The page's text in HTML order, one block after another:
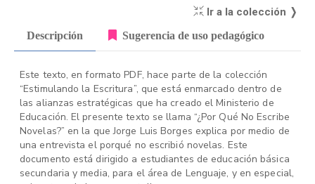
Ir a la colección ❭
Descripción Sugerencia de uso pedagógico
Este texto, en formato PDF, hace parte de la colección
“Estimulando la Escritura”, que está enmarcado dentro de
las alianzas estratégicas que ha creado el Ministerio de
Educación. El presente texto se llama “¿Por Qué No Escribe
Novelas?” en la que Jorge Luis Borges explica por medio de
una entrevista el porqué no escribió novelas. Este
documento está dirigido a estudiantes de educación básica
secundaria y media, para el área de Lenguaje, y en especial,